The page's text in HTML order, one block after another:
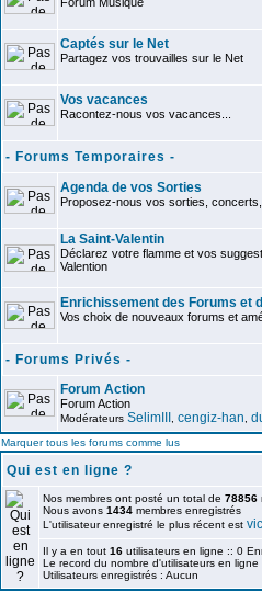
Captés sur le Net
Partagez vos trouvailles sur le Net
Vos vacances
Racontez-nous vos vacances...
- Forums Temporaires -
Agenda de vos Sorties
Proposez-nous vos sorties,
La Saint-Valentin
Déclarez votre flamme et vos
Valention
Enrichissement des Forums et
Vos choix de nouveaux forums et
- Forums Privés -
Forum Action
Forum Action
Modérateurs SelimIII cengiz-han
Marquer tous les forums comme lus
Qui est en ligne ?
Nos membres ont posté un total de 78856
Nous avons 1434 membres enregistrés
L'utilisateur enregistré le plus récent est
Il y a en tout 16 utilisateurs en ligne :: 0
Le record du nombre d'utilisateurs en
Utilisateurs enregistrés : Aucun